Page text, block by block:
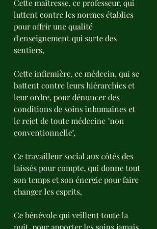
Cette maîtresse, ce professeur, qui
luttent contre les normes établies
pour offrir une qualité
d'enseignement qui sorte des
sentiers,
Cette infirmière, ce médecin, qui se
battent contre leurs hiérarchies et
leur ordre, pour dénoncer des
conditions de soins inhumaines et
le rejet de toute médecine "non
conventionnelle",
Ce travailleur social aux côtés des
laissés pour compte, qui donne tout
son temps et son énergie pour faire
changer les esprits,
Ce bénévole qui veillent toute la
nuit, pour apporter les soins jamais